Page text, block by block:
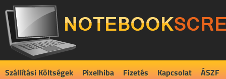
Szállítási Költségek Pixelhiba Fizetés Kapcsolat ÁSZF